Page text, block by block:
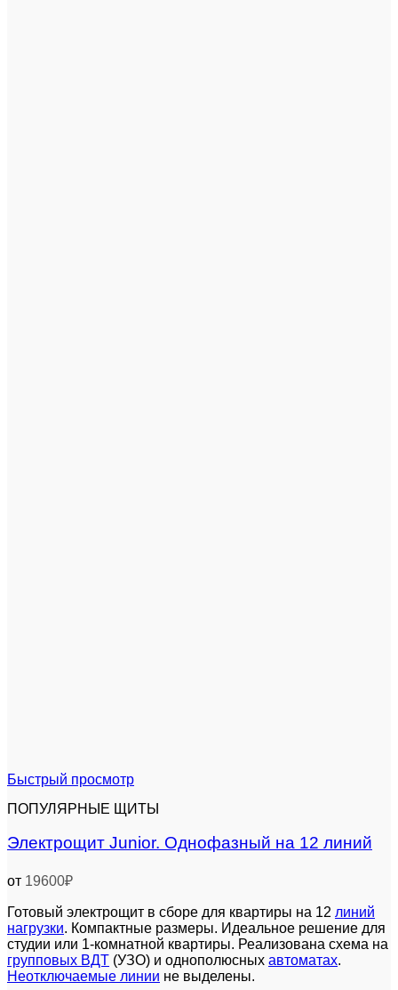
Быстрый просмотр
ПОПУЛЯРНЫЕ ЩИТЫ
Электрощит Junior. Однофазный на 12 линий
от 19600₽
Готовый электрощит в сборе для квартиры на 12 линий
нагрузки. Компактные размеры. Идеальное решение для
студии или 1-комнатной квартиры. Реализована схема на
групповых ВДТ (УЗО) и однополюсных автоматах.
Неотключаемые линии не выделены.